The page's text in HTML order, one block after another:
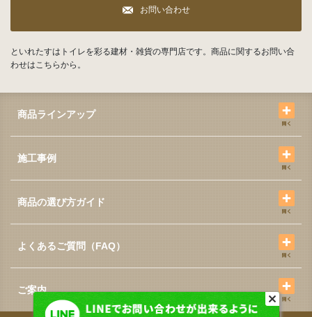
お問い合わせ
といれたすはトイレを彩る建材・雑貨の専門店です。商品に関するお問い合
わせはこちらから。
商品ラインアップ
施工事例
商品の選び方ガイド
よくあるご質問（FAQ）
ご案内